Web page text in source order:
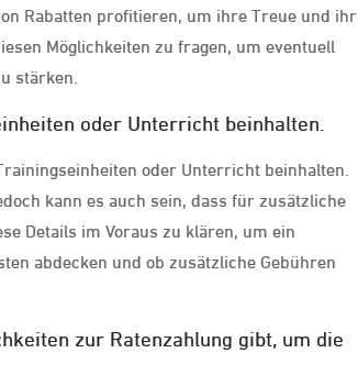
Rabatten profitieren, um ihre Treue und ihr
Möglichkeiten zu fragen, um eventuell
stärken.
oder Unterricht beinhalten.
oder Unterricht beinhalten.
kann es auch sein, dass für zusätzliche
Details im Voraus zu klären, um ein
abdecken und ob zusätzliche Gebühren
zur Ratenzahlung gibt, um die